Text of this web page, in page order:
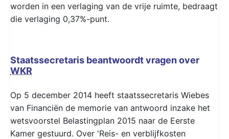
worden in een verlaging van de vrije ruimte, bedraagt
die verlaging 0,37%-punt.
Staatssecretaris beantwoordt vragen over
WKR
Op 5 december 2014 heeft staatssecretaris Wiebes
van Financiën de memorie van antwoord inzake het
wetsvoorstel Belastingplan 2015 naar de Eerste
Kamer gestuurd. Over 'Reis- en verblijfkosten